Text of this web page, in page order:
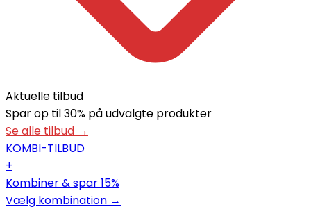
Aktuelle tilbud
Spar op til 30% på udvalgte produkter
Se alle tilbud →
KOMBI-TILBUD
+
Kombiner & spar 15%
Vælg kombination →